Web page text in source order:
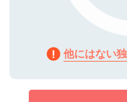
他にはない